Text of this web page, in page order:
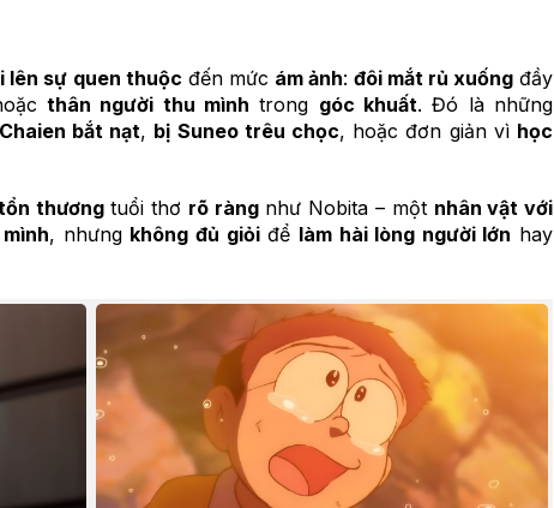
lên sự quen thuộc đến mức ám ảnh: đôi mắt rủ xuống đầy
thân người thu mình trong góc khuất. Đó là những
bắt nạt, bị Suneo trêu chọc, hoặc đơn giản vì học
thươngtuổi thơ rõ ràngnhư Nobita – một nhân vật với
, nhưng không đủ giỏiđể làm hài lòng người lớn hay